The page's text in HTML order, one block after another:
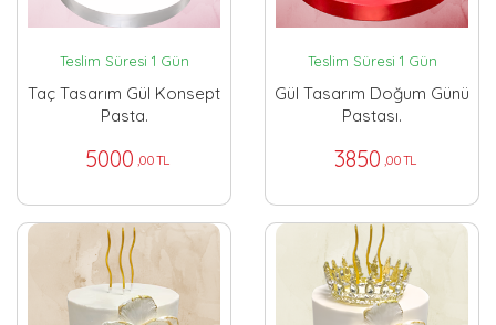
Teslim Süresi 1 Gün
Taç Tasarım Gül Konsept
Pasta.
5000 ,00 TL
Teslim Süresi 1 Gün
Gül Tasarım Doğum Günü
Pastası.
3850 ,00 TL